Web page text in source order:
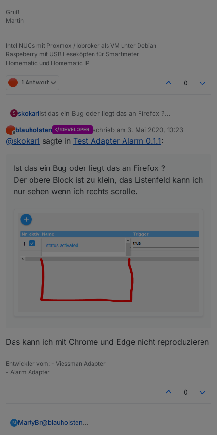
Gruß
Martin
Intel NUCs mit Proxmox / Iobroker als VM unter Debian
Raspeberry mit USB Leseköpfen für Smartmeter
Homematic und Homematic IP
1 Antwort 0
S skokarlIst das ein Bug oder liegt das an Firefox ?
nur sehen wenn ich rechts scrolle.
Offline
blauholsten DEVELOPER schrieb am 3. Mai 2020, 10:23
zuletzt editiert von
@skokarl sagte in Test Adapter Alarm 0.1.1:
Ist das ein Bug oder liegt das an Firefox ?
Der obere Block ist zu klein, das Listenfeld kann ich
nur sehen wenn ich rechts scrolle.
Das kann ich mit Chrome und Edge nicht reproduzieren
Entwickler vom: - Viessman Adapter
- Alarm Adapter
0
M MartyBr@blauholsten